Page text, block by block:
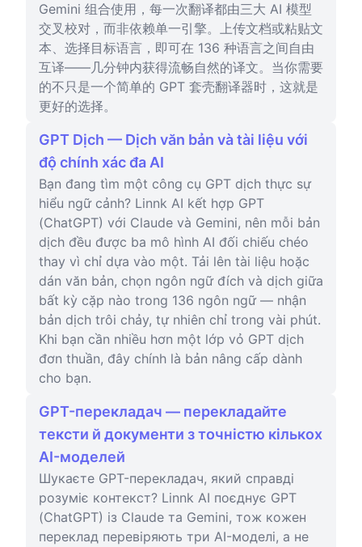
Gemini 组合使用，每一次翻译都由三大 AI 模型
交叉校对，而非依赖单一引擎。上传文档或粘贴文
本、选择目标语言，即可在 136 种语言之间自由
互译——几分钟内获得流畅自然的译文。当你需要
的不只是一个简单的 GPT 套壳翻译器时，这就是
更好的选择。
GPT Dịch — Dịch văn bản và tài liệu với
độ chính xác đa AI
Bạn đang tìm một công cụ GPT dịch thực sự
hiểu ngữ cảnh? Linnk AI kết hợp GPT
(ChatGPT) với Claude và Gemini, nên mỗi bản
dịch đều được ba mô hình AI đối chiếu chéo
thay vì chỉ dựa vào một. Tải lên tài liệu hoặc
dán văn bản, chọn ngôn ngữ đích và dịch giữa
bất kỳ cặp nào trong 136 ngôn ngữ — nhận
bản dịch trôi chảy, tự nhiên chỉ trong vài phút.
Khi bạn cần nhiều hơn một lớp vỏ GPT dịch
đơn thuần, đây chính là bản nâng cấp dành
cho bạn.
GPT-перекладач — перекладайте
тексти й документи з точністю кількох
AI-моделей
Шукаєте GPT-перекладач, який справді
розуміє контекст? Linnk AI поєднує GPT
(ChatGPT) із Claude та Gemini, тож кожен
переклад перевіряють три AI-моделі, а не